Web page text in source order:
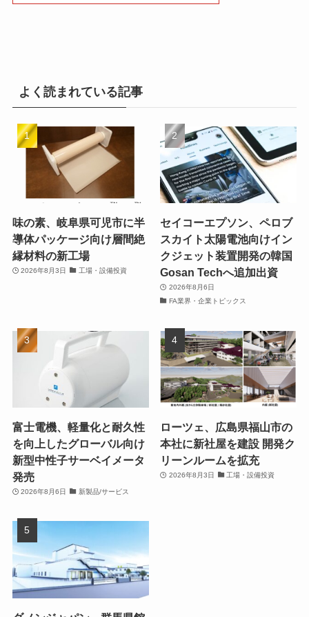
よく読まれている記事
味の素、岐阜県可児市に半
導体パッケージ向け層間絶
縁材料の新工場
2026年8月3日 工場・設備投資
セイコーエプソン、ペロブ
スカイト太陽電池向けイン
クジェット装置開発の韓国
Gosan Techへ追加出資
2026年8月6日
FA業界・企業トピックス
富士電機、軽量化と耐久性
を向上したグローバル向け
新型中性子サーベイメータ
発売
2026年8月6日 新製品/サービス
ローツェ、広島県福山市の
本社に新社屋を建設 開発ク
リーンルームを拡充
2026年8月3日 工場・設備投資